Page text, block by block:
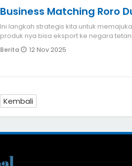
Business Matching Roro
Ini langkah strategis kita untuk
produk nya bisa eksport ke negara
Berita 12 Nov 2025
Kembali